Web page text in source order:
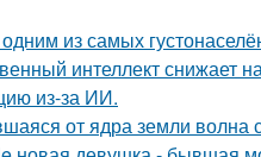
одним из самых
интеллект снижает
из-за ИИ.
от ядра земли волна